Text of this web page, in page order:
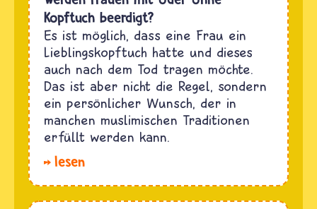
Kopftuch beerdigt?
Es ist möglich, dass eine Frau ein
Lieblingskopftuch hatte und dieses
auch nach dem Tod tragen möchte.
Das ist aber nicht die Regel, sondern
ein persönlicher Wunsch, der in
manchen muslimischen Traditionen
erfüllt werden kann.
lesen